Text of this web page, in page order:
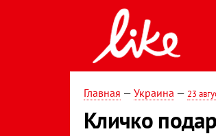
Главная — Украина — 23
Кличко